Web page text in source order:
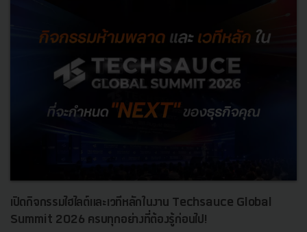
เปิดกิจกรรมไฮไลต์และเวทีหลักในงาน Techsauce Global
Summit 2026 ครบทุกอย่างที่ต้องรู้ก่อนไป!